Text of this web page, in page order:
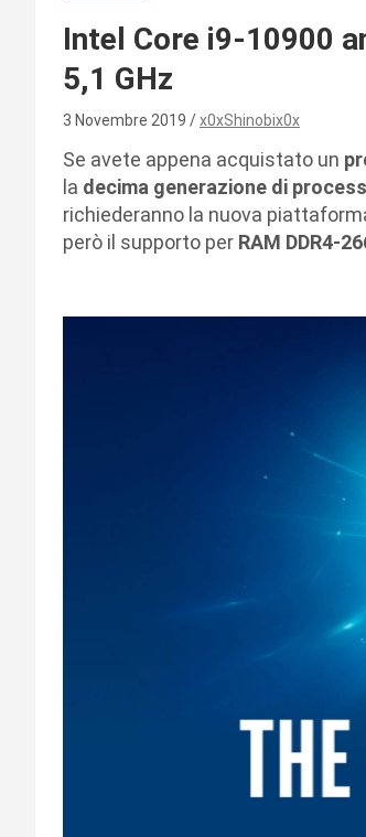
Intel Core i9-10900
5,1 GHz
3 Novembre 2019 x0xShinobix0x
Se avete appena acquistato un
la decima generazione di
richiederanno la nuova
però il supporto per RAM DDR4-